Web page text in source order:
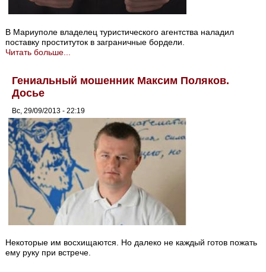
В Мариуполе владелец туристического агентства наладил
поставку проституток в заграничные бордели.
Читать больше...
Гениальный мошенник Максим Поляков.
Досье
Вс, 29/09/2013 - 22:19
Некоторые им восхищаются. Но далеко не каждый готов пожать
ему руку при встрече.